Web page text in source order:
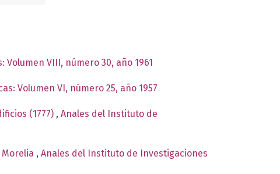
VIII, número 30, año 1961
Volumen VI, número 25, año 1957
(1777) , Anales del Instituto de
, Anales del Instituto de Investigaciones